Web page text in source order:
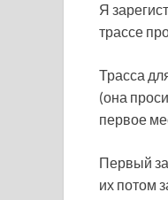
Я
трассе
Трасса
(она
первое
Первый
их потом